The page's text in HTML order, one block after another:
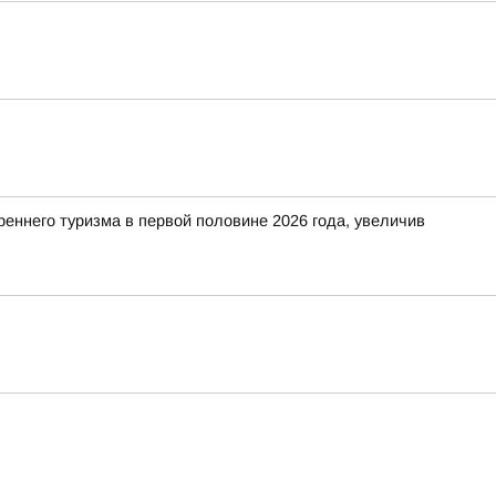
туризма в первой половине 2026 года, увеличив